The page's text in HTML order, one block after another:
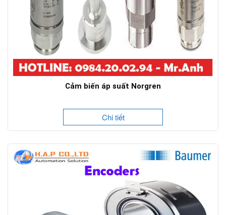
Cảm biến áp suất Norgren
Chi tiết